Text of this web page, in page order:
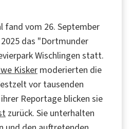
fand vom 26. September
das "Dortmunder
Wischlingen statt.
Kisker moderierten die
vor tausenden
Reportage blicken sie
zurück. Sie unterhalten